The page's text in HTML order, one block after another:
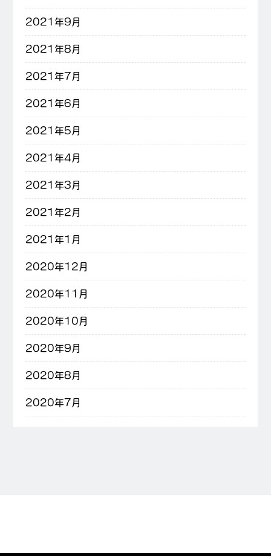
2021年9月
2021年8月
2021年7月
2021年6月
2021年5月
2021年4月
2021年3月
2021年2月
2021年1月
2020年12月
2020年11月
2020年10月
2020年9月
2020年8月
2020年7月